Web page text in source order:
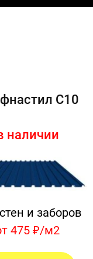
С10
наличии
и заборов
475 ₽/м2